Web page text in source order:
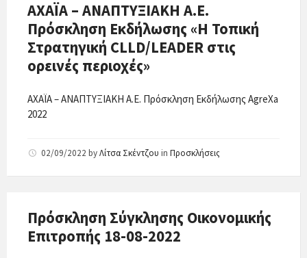
ΑΧΑΪΑ – ΑΝΑΠΤΥΞΙΑΚΗ Α.Ε.
Πρόσκληση Εκδήλωσης «Η Τοπική
Στρατηγική CLLD/LEADER στις
ορεινές περιοχές»
ΑΧΑΪΑ – ΑΝΑΠΤΥΞΙΑΚΗ Α.Ε. Πρόσκληση Εκδήλωσης AgreXa
2022
02/09/2022 byΛίτσα Σκέντζου in Προσκλήσεις
Πρόσκληση Σύγκλησης Οικονομικής
Επιτροπής 18-08-2022